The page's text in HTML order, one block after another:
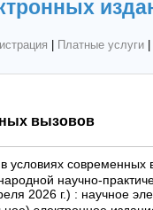
Платные услуги|
вызовов
условиях современных
научно-
2026 г.) : научное